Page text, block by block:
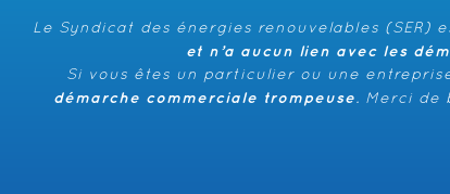
Le Syndicat des énergies renouvelables
et n’a aucun lien avec les
Si vous êtes un particulier ou une
démarche commerciale trompeuse. Merci de